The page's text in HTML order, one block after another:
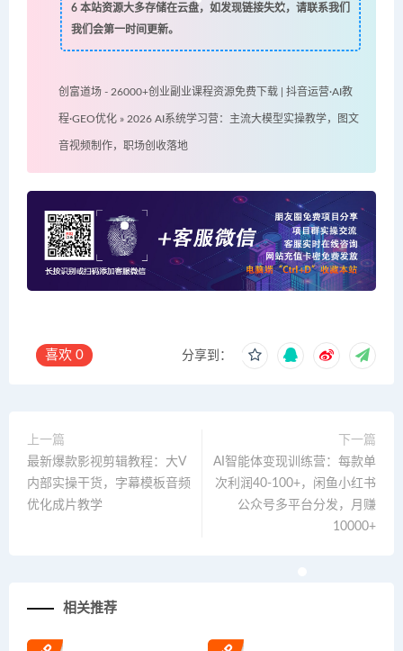
6本站资源大多存储在云盘，如发现链接失效，请联系我们
我们会第一时间更新。
创富道场 - 26000+创业副业课程资源免费下载 | 抖音运营·AI教
程·GEO优化 » 2026 AI系统学习营：主流大模型实操教学，图文
音视频制作，职场创收落地
喜欢 0 分享到：
上一篇
最新爆款影视剪辑教程：大V
内部实操干货，字幕模板音频
优化成片教学
下一篇
AI智能体变现训练营：每款单
次利润40-100+，闲鱼小红书
公众号多平台分发，月赚
10000+
相关推荐